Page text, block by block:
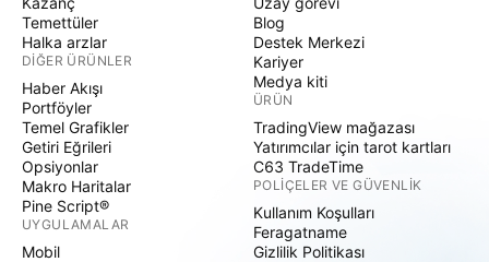
Temettüler
Halka arzlar
DIĞER ÜRÜNLER
Haber Akışı
Portföyler
Temel Grafikler
Getiri Eğrileri
Opsiyonlar
Makro Haritalar
Pine Script®
UYGULAMALAR
Mobil
Blog
Destek Merkezi
Kariyer
Medya kiti
ÜRÜN
TradingView mağazası
Yatırımcılar için tarot kartları
C63 TradeTime
POLIÇELER VE GÜVENLIK
Kullanım Koşulları
Feragatname
Gizlilik Politikası